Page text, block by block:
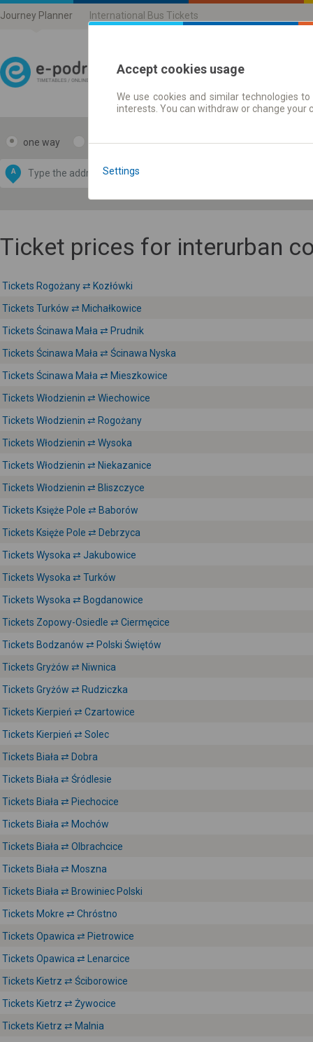
Journey Planner International Bus Tickets
Journey planner |
one way return
A
by
OpenStreetMap
Ticket prices for interurban
Tickets Rogożany ⇄ Kozłówki
Tickets Turków ⇄ Michałkowice
Tickets Ścinawa Mała ⇄ Prudnik
Tickets Ścinawa Mała ⇄ Ścinawa Nyska
Tickets Ścinawa Mała ⇄ Mieszkowice
Tickets Włodzienin ⇄ Wiechowice
Tickets Włodzienin ⇄ Rogożany
Tickets Włodzienin ⇄ Wysoka
Tickets Włodzienin ⇄ Niekazanice
Tickets Włodzienin ⇄ Bliszczyce
Tickets Księże Pole ⇄ Baborów
Tickets Księże Pole ⇄ Debrzyca
Tickets Wysoka ⇄ Jakubowice
Tickets Wysoka ⇄ Turków
Tickets Wysoka ⇄ Bogdanowice
Tickets Zopowy-Osiedle ⇄ Ciermęcice
Tickets Bodzanów ⇄ Polski Świętów
Tickets Gryżów ⇄ Niwnica
Tickets Gryżów ⇄ Rudziczka
Tickets Kierpień ⇄ Czartowice
Tickets Kierpień ⇄ Solec
Tickets Biała ⇄ Dobra
Tickets Biała ⇄ Śródlesie
Tickets Biała ⇄ Piechocice
Tickets Biała ⇄ Mochów
Tickets Biała ⇄ Olbrachcice
Tickets Biała ⇄ Moszna
Tickets Biała ⇄ Browiniec Polski
Tickets Mokre ⇄ Chróstno
Tickets Opawica ⇄ Pietrowice
Tickets Opawica ⇄ Lenarcice
Tickets Kietrz ⇄ Ściborowice
Tickets Kietrz ⇄ Żywocice
Tickets Kietrz ⇄ Malnia
Accept cookies usage
We use cookies and similar technologies
interests. You can withdraw or change
Settings